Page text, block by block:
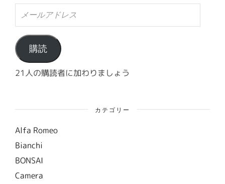
ル
ア
ド
レ
ス
購読
21人の購読者に加わりましょう
カテゴリー
Alfa Romeo
Bianchi
BONSAI
Camera